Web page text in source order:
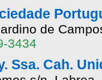
de
3434
Ssa. Cah.